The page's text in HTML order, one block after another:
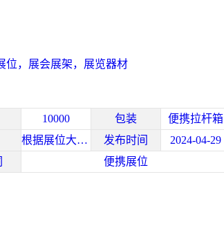
位，展会展架，展览器材
10000 包装
便携拉杆箱
根据展位大小定制 发布时间
2024-04-29
便携展位